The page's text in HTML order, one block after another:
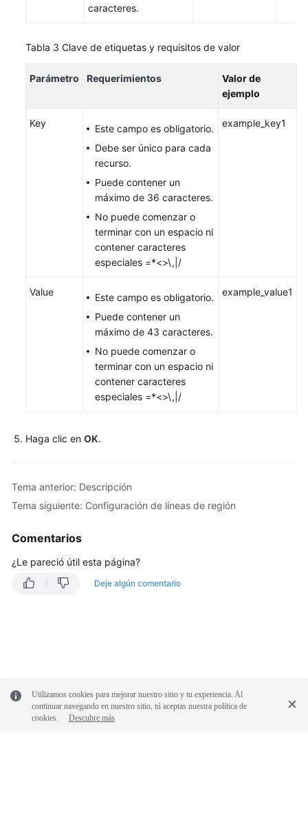
caracteres.
Tabla 3 Clave de etiquetas y requisitos de valor
Parámetro Requerimientos
Valor de
ejemplo
Key
Este campo es obligatorio.
Debe ser único para cada
recurso.
Puede contener un
máximo de 36 caracteres.
No puede comenzar o
terminar con un espacio ni
contener caracteres
especiales =*<>\,|/
example_key1
Value
Este campo es obligatorio.
Puede contener un
máximo de 43 caracteres.
No puede comenzar o
terminar con un espacio ni
contener caracteres
especiales =*<>\,|/
example_value1
Haga clic en OK.
Tema anterior: Descripción
Tema siguiente: Configuración de líneas de región
Comentarios
¿Le pareció útil esta página?
Deje algún comentario
Utilizamos cookies para mejorar nuestro sitio y tu experiencia. Al
continuar navegando en nuestro sitio, tú aceptas nuestra política de
cookies.
Descubre más